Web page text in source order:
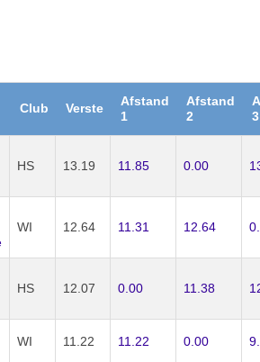
Club Verste
Afstand
1
Afstand
2
3
HS 13.19 11.85 0.00
WI 12.64 11.31 12.64
HS 12.07 0.00 11.38
WI 11.22 11.22 0.00